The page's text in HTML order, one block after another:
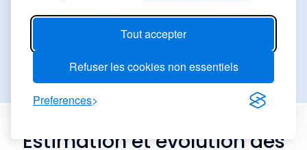
Tout accepter
Refuser les cookies non essentiels
Preferences
Trouvez maintenant votre prochain bien rentable avec le seul outil
tout-en-un pour les investisseurs immobiliers.
Commencer une recherche→
Estimation et évolution des